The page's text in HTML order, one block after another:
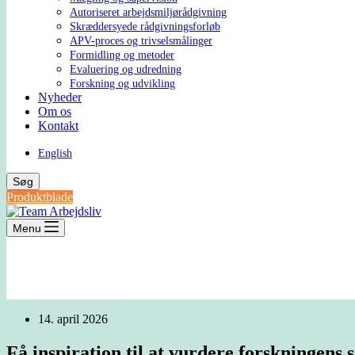
Autoriseret arbejdsmiljørådgivning
Skræddersyede rådgivningsforløb
APV-proces og trivselsmålinger
Formidling og metoder
Evaluering og udredning
Forskning og udvikling
Nyheder
Om os
Kontakt
English
Søg
Produktblade
Menu
14. april 2026